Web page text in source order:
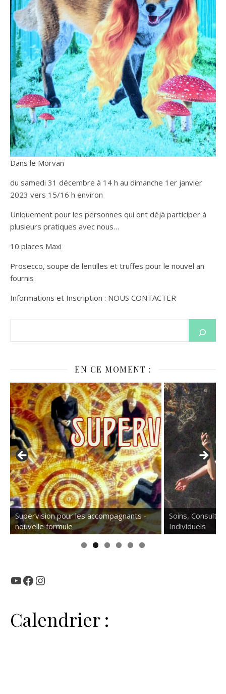
Dans le Morvan
du samedi 31 décembre à 14 h au dimanche 1er janvier
2023 vers 15/16 h environ
Uniquement pour les personnes qui ont déjà participer à
plusieurs pratiques avec nous…
10 places Maxi
Prosecco, soupe de lentilles et truffes pour le nouvel an
fournis
Informations et Inscription : NOUS CONTACTER
EN CE MOMENT :
Supervision pour les accompagnants -
nouvelle formule
Soins,
Individuels
YouTube
Facebook
Instagram
Calendrier :